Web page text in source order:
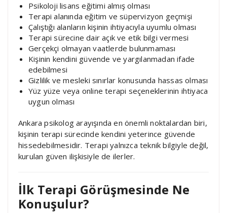
Psikoloji lisans eğitimi almış olması
Terapi alanında eğitim ve süpervizyon geçmişi
Çalıştığı alanların kişinin ihtiyacıyla uyumlu olması
Terapi sürecine dair açık ve etik bilgi vermesi
Gerçekçi olmayan vaatlerde bulunmaması
Kişinin kendini güvende ve yargılanmadan ifade
edebilmesi
Gizlilik ve mesleki sınırlar konusunda hassas olması
Yüz yüze veya online terapi seçeneklerinin ihtiyaca
uygun olması
Ankara psikolog arayışında en önemli noktalardan biri,
kişinin terapi sürecinde kendini yeterince güvende
hissedebilmesidir. Terapi yalnızca teknik bilgiyle değil,
kurulan güven ilişkisiyle de ilerler.
İlk Terapi Görüşmesinde Ne
Konuşulur?